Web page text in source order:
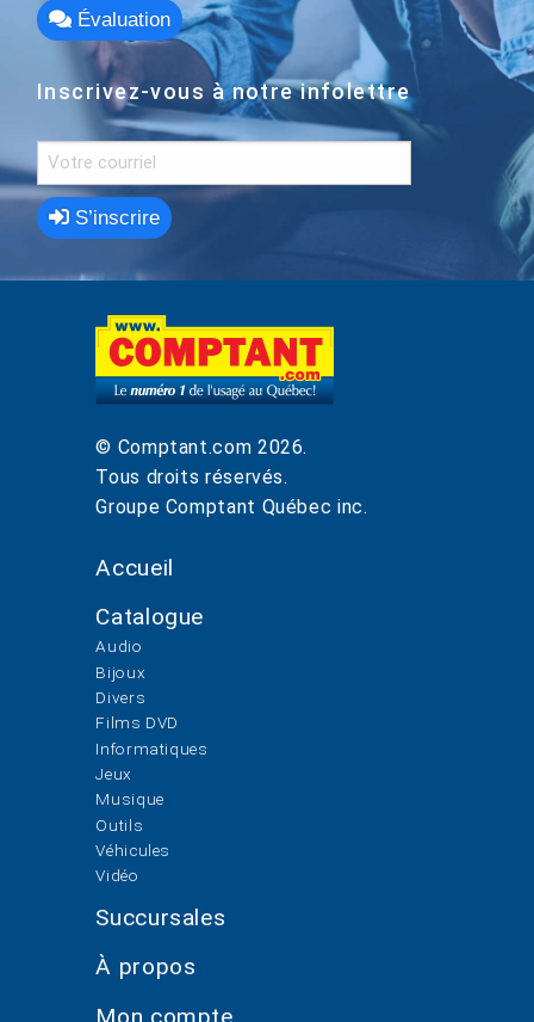
Évaluation
Inscrivez-vous à notre infolettre
S’inscrire
© Comptant.com 2026.
Tous droits réservés.
Groupe Comptant Québec inc.
Accueil
Catalogue
Audio
Bijoux
Divers
Films DVD
Informatiques
Jeux
Musique
Outils
Véhicules
Vidéo
Succursales
À propos
Mon compte